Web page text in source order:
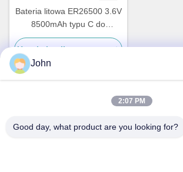
Bateria litowa ER26500 3.6V
8500mAh typu C do
urządzeń IoT i liczników
przemysłowych
Uzyskaj najlepszą cenę
John
2:07 PM
Good day, what product are you looking for?